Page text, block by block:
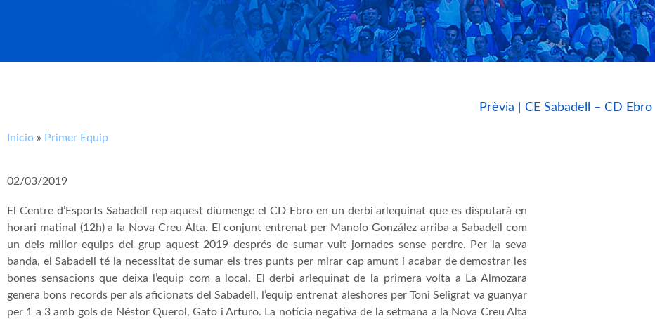
Prèvia | CE Sabadell – CD Ebro
Inicio » Primer Equip
02/03/2019
El Centre d’Esports Sabadell rep aquest diumenge el CD Ebro en un derbi arlequinat que es disputarà en
horari matinal (12h) a la Nova Creu Alta. El conjunt entrenat per Manolo González arriba a Sabadell com
un dels millor equips del grup aquest 2019 després de sumar vuit jornades sense perdre. Per la seva
banda, el Sabadell té la necessitat de sumar els tres punts per mirar cap amunt i acabar de demostrar les
bones sensacions que deixa l’equip com a local. El derbi arlequinat de la primera volta a La Almozara
genera bons records per als aficionats del Sabadell, l’equip entrenat aleshores per Toni Seligrat va guanyar
per 1 a 3 amb gols de Néstor Querol, Gato i Arturo. La notícia negativa de la setmana a la Nova Creu Alta